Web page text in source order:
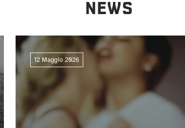
NEWS
12 Maggio 2026